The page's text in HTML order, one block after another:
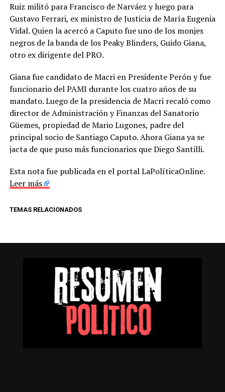
Ruiz militó para Francisco de Narváez y luego para
Gustavo Ferrari, ex ministro de Justicia de María Eugenia
Vidal. Quien la acercó a Caputo fue uno de los monjes
negros de la banda de los Peaky Blinders, Guido Giana,
otro ex dirigente del PRO.
Giana fue candidato de Macri en Presidente Perón y fue
funcionario del PAMI durante los cuatro años de su
mandato. Luego de la presidencia de Macri recaló como
director de Administración y Finanzas del Sanatorio
Güemes, propiedad de Mario Lugones, padre del
principal socio de Santiago Caputo. Ahora Giana ya se
jacta de que puso más funcionarios que Diego Santilli.
Esta nota fue publicada en el portal LaPolíticaOnline.
Leer más
TEMAS RELACIONADOS